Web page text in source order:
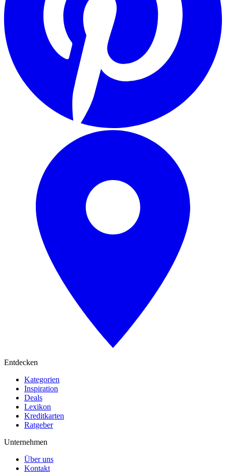
Entdecken
Kategorien
Inspiration
Deals
Lexikon
Kreditkarten
Ratgeber
Unternehmen
Über uns
Kontakt